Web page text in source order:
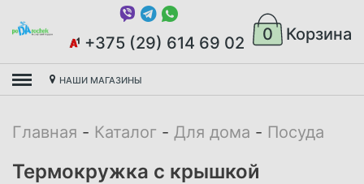
+375 (29) 614 69 02 0 Корзина
НАШИ МАГАЗИНЫ
Главная Каталог Для дома Посуда
Термокружка с крышкой